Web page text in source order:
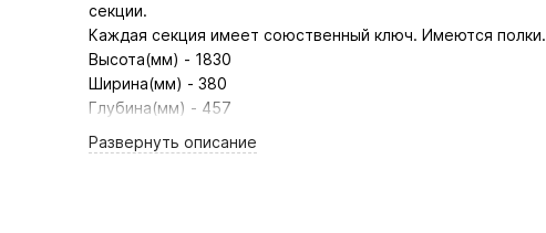
секции.
Каждая секция имеет союственный ключ. Имеются полки.
Высота(мм) - 1830
Ширина(мм) - 380
Глубина(мм) - 457
Развернуть описание